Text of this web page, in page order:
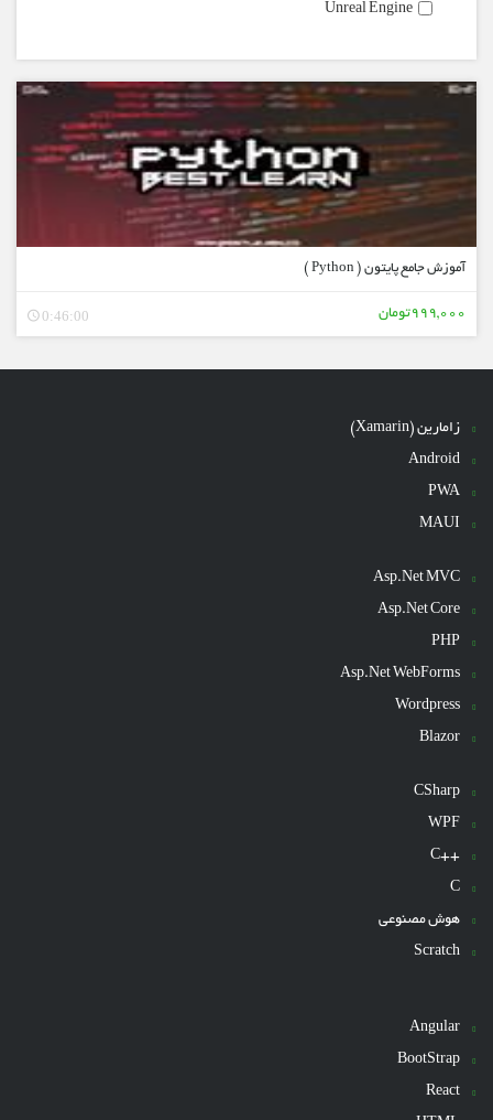
Unreal Engine
آموزش جامع پایتون ( Python )
999,000تومان 0:46:00
زامارین (Xamarin)
Android
PWA
MAUI
Asp.Net MVC
Asp.Net Core
PHP
Asp.Net WebForms
Wordpress
Blazor
CSharp
WPF
++C
C
هوش مصنوعی
Scratch
Angular
BootStrap
React